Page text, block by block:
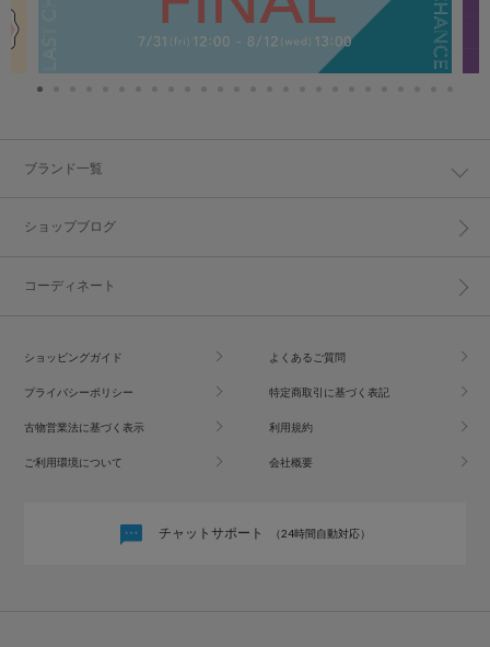
ブランド一覧
ショップブログ
コーディネート
ショッピングガイド よくあるご質問
プライバシーポリシー 特定商取引に基づく表記
古物営業法に基づく表示 利用規約
ご利用環境について 会社概要
チャットサポート （24時間自動対応）